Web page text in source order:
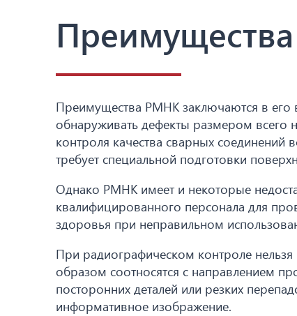
Преимущества РМНК заключаются в его
обнаруживать дефекты размером всего
контроля качества сварных
требует специальной подготовки
Однако РМНК имеет и некоторые
квалифицированного персонала для
здоровья при неправильном
При радиографическом контроле
образом соотносятся с направлением
посторонних деталей или резких
информативное изображение.